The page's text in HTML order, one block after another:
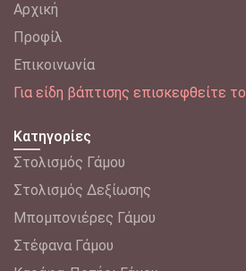
Αρχική
Προφίλ
Επικοινωνία
Για είδη βάπτισης επισκεφθείτε το
Κατηγορίες
Στολισμός Γάμου
Στολισμός Δεξίωσης
Μπομπονιέρες Γάμου
Στέφανα Γάμου